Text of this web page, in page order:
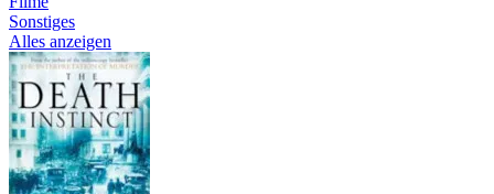
Sonstiges
Alles anzeigen